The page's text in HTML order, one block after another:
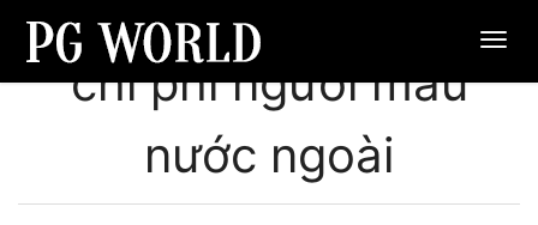
chi phí người mẫu
nước ngoài